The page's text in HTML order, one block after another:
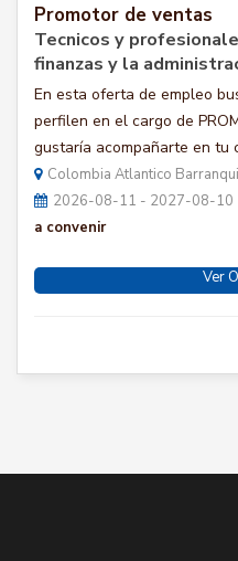
Promotor de ventas
Tecnicos y
finanzas y la
En esta oferta de empleo
perfilen en el cargo de
gustaría acompañarte en tu
Colombia Atlantico
2026-08-11 - 2027-08-10
a convenir
Ver